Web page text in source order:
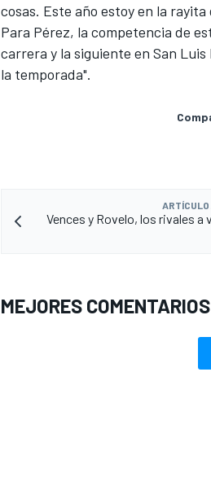
cosas. Este año estoy en la
Para Pérez, la competencia de
carrera y la siguiente en San
la temporada".
ARTÍCULO
Vences y Rovelo, los rivales a
MEJORES COMENTARIOS